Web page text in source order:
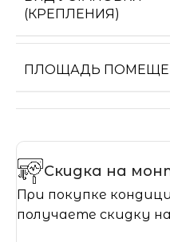
(КРЕПЛЕНИЯ)
ПЛОЩАДЬ
Скидка на
При покупке
получаете скидку